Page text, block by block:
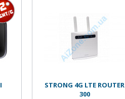
STRONG 4G LTE ROUTER
300